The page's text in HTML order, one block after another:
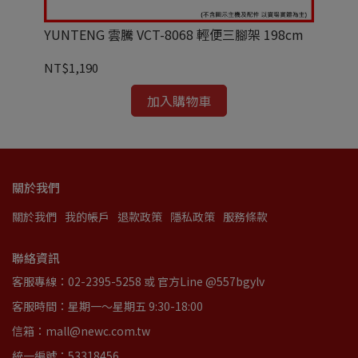
YUNTENG 雲騰 VCT-8068 輕便三腳架 198cm
NT$1,190
加入購物車
關於我們
關於我們 我的帳戶 退款政策 隱私政策 服務條款
聯絡資訊
客服專線：02-2395-5258 或 官方Line @557bgylv
客服時間：星期一～星期五 9:30-18:00
信箱：mall@newc.com.tw